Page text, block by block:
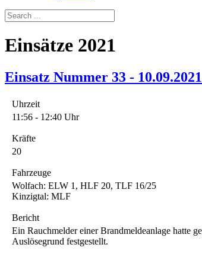
Einsätze 2021
Einsatz Nummer 33 -
Uhrzeit
11:56 - 12:40 Uhr
Kräfte
20
Fahrzeuge
Wolfach: ELW 1, HLF 20, TLF 16/25
Kinzigtal: MLF
Bericht
Ein Rauchmelder einer Brandmeldeanlage hatte
Auslösegrund festgestellt.